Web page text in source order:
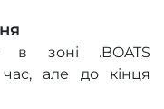
в зоні .BOATS
але до кінця